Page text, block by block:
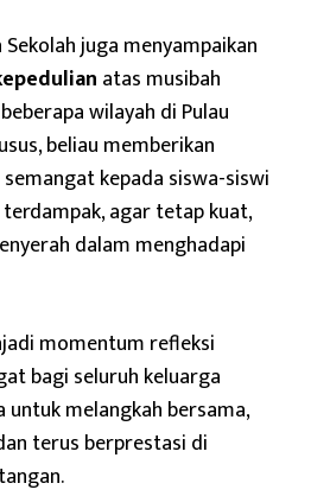
juga menyampaikan
atas musibah
wilayah di Pulau
beliau memberikan
kepada siswa-siswi
terdampak, agar tetap kuat,
dalam menghadapi
momentum refleksi
bagi seluruh keluarga
untuk melangkah bersama,
terus berprestasi di